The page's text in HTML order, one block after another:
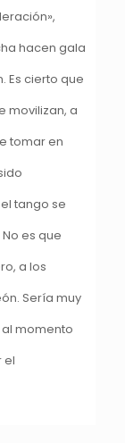
hacen gala
Es cierto que
movilizan, a
tomar en
tango se
es que
a los
Sería muy
momento
el